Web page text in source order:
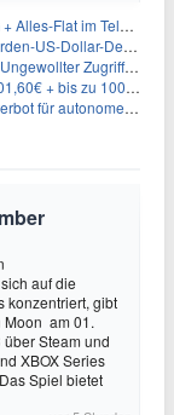
Netz für 9,99€/Monat
für KI-Rechenleistung
auf fremde Systeme
+ bis zu 100€ Prämie
Roboter ab Juli 2026
auf die
konzentriert, gibt
am 01.
Steam und
XBOX Series
Spiel bietet